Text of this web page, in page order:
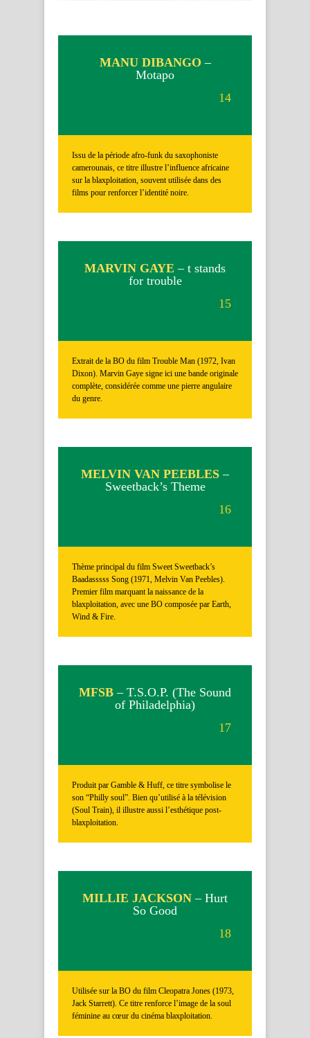
MANU DIBANGO –
Motapo
14
Issu de la période afro-funk du saxophoniste
camerounais, ce titre illustre l’influence africaine
sur la blaxploitation, souvent utilisée dans des
films pour renforcer l’identité noire.
MARVIN GAYE – t stands
for trouble
15
Extrait de la BO du film Trouble Man (1972, Ivan
Dixon). Marvin Gaye signe ici une bande originale
complète, considérée comme une pierre angulaire
du genre.
MELVIN VAN PEEBLES –
Sweetback’s Theme
16
Thème principal du film Sweet Sweetback’s
Baadasssss Song (1971, Melvin Van Peebles).
Premier film marquant la naissance de la
blaxploitation, avec une BO composée par Earth,
Wind & Fire.
MFSB– T.S.O.P. (The Sound
of Philadelphia)
17
Produit par Gamble & Huff, ce titre symbolise le
son “Philly soul”. Bien qu’utilisé à la télévision
(Soul Train), il illustre aussi l’esthétique post-
blaxploitation.
MILLIE JACKSON – Hurt
So Good
18
Utilisée sur la BO du film Cleopatra Jones (1973,
Jack Starrett). Ce titre renforce l’image de la soul
féminine au cœur du cinéma blaxploitation.